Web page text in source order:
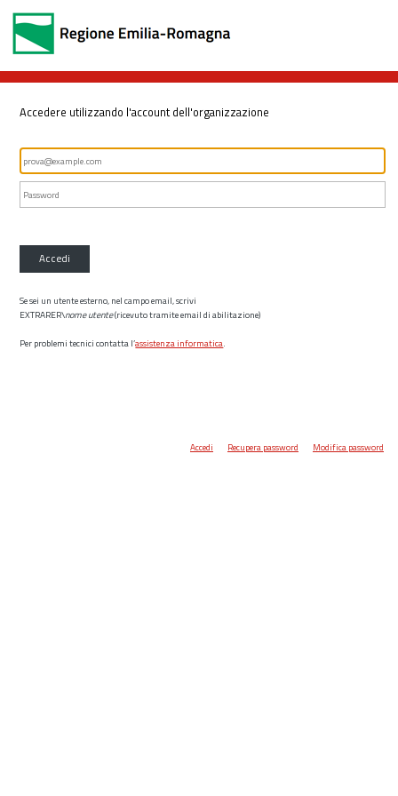
Accedere utilizzando l'account dell'organizzazione
Accedi
Se sei un utente esterno, nel campo email, scrivi
EXTRARER\nome utente(ricevuto tramite email di abilitazione)
Per problemi tecnici contatta l’assistenza informatica.
Accedi Recupera password Modifica password